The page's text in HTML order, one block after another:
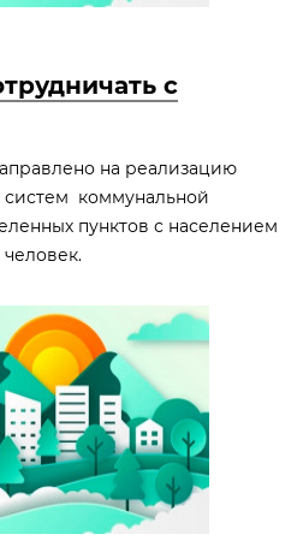
с
на реализацию
коммунальной
пунктов с населением